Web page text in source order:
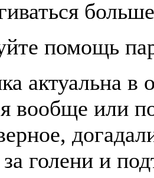
помощь
актуальна
вообще или
голени и